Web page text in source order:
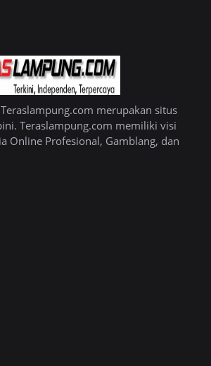
merupakan situs
Teraslampung.com memiliki visi
Online Profesional, Gamblang, dan